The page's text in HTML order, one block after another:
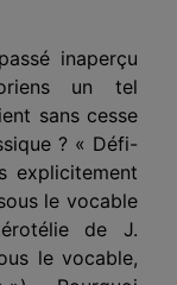
inaperçu
un tel
sans cesse
? « Défi-
explicitement
le vocable
de J.
le vocable,